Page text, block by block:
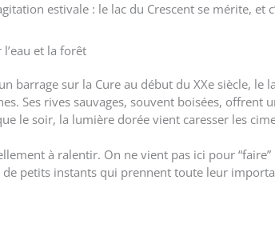
estivale : le lac du Crescent se mérite,
et la forêt
barrage sur la Cure au début du XXe siècle,
Ses rives sauvages, souvent boisées,
le soir, la lumière dorée vient caresser les
à ralentir. On ne vient pas ici pour
petits instants qui prennent toute leur